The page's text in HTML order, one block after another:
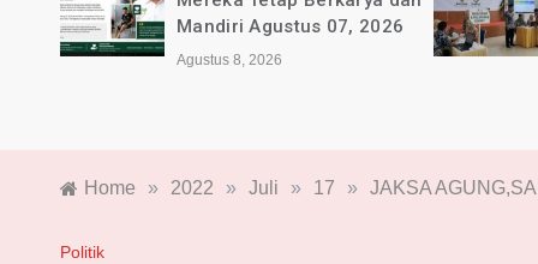
Kekuatan Mandiri
Agustus 8, 2026
Home » 2022 » Juli » 17 » JAKSA
Politik